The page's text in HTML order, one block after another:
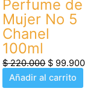
Perfume de
Mujer No 5
Chanel
100ml
$220.000 $ 99.900
Añadir al carrito